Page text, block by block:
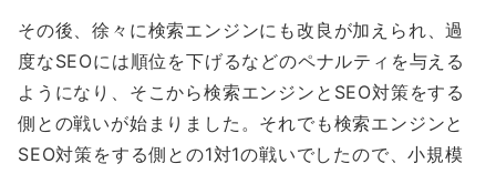
その後、徐々に検索エンジンにも改良が加えられ、過
度なSEOには順位を下げるなどのペナルティを与える
ようになり、そこから検索エンジンとSEO対策をする
側との戦いが始まりました。それでも検索エンジンと
SEO対策をする側との1対1の戦いでしたので、小規模